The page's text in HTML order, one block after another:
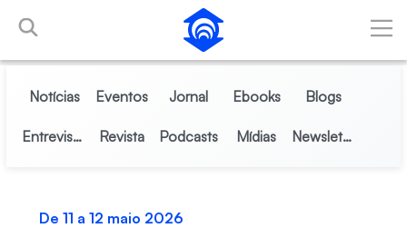
Pular para o Conteúdo principal
Notícias Eventos Jornal Ebooks Blogs
Entrevistas Revista Podcasts Mídias Newsletter
De 11 a 12 maio 2026